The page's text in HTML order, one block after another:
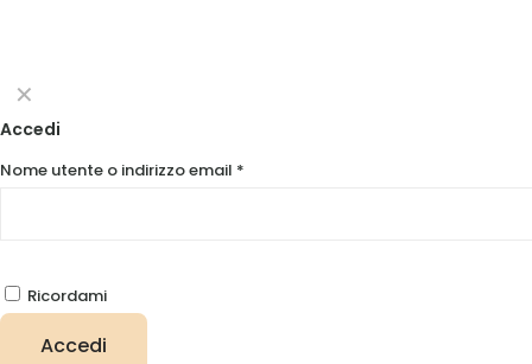
✕
Accedi
Nome utente o indirizzo email *
Ricordami
Accedi